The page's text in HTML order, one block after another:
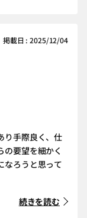
掲載日 : 2025/12/04
り手際良く、仕
要望を細かく
なろうと思って
続きを読む